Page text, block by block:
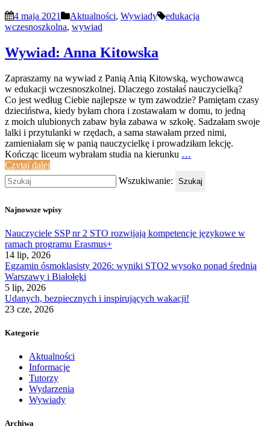
4 maja 2021 Aktualności, Wywiady
edukacja
wczesnoszkolna, wywiad
Wywiad: Anna Kitowska
Zapraszamy na wywiad z Panią Anią Kitowską, wychowawcą
w edukacji wczesnoszkolnej. Dlaczego zostałaś nauczycielką?
Co jest według Ciebie najlepsze w tym zawodzie? Pamiętam czasy
dzieciństwa, kiedy byłam chora i zostawałam w domu, to jedną
z moich ulubionych zabaw była zabawa w szkołę. Sadzałam swoje
lalki i przytulanki w rzędach, a sama stawałam przed nimi,
zamieniałam się w panią nauczycielkę i prowadziłam lekcję.
Kończąc liceum wybrałam studia na kierunku …
Czytaj dalej
Wszukiwanie:
Szukaj
Najnowsze wpisy
Nauczyciele SSP nr 2 STO rozwijają kompetencje językowe w
ramach programu Erasmus+
14 lip, 2026
Egzamin ósmoklasisty 2026: wyniki STO2 wysoko ponad średnią
Warszawy i Białołęki
5 lip, 2026
Udanych, bezpiecznych i inspirujących wakacji!
23 cze, 2026
Kategorie
Aktualności
Informacje
Tutorzy
Wydarzenia
Wywiady
Archiwa